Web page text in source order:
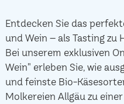
Entdecken Sie das
und Wein – als Tasting zu
Bei unserem exklusiven
Wein" erleben Sie, wie
und feinste Bio-
Molkereien Allgäu zu